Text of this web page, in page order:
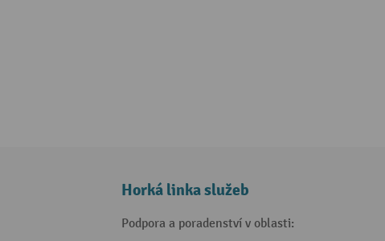
Horká linka služeb
Podpora a poradenství v oblasti: